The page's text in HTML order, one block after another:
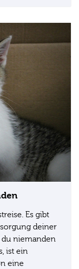
Es gibt
deiner
du niemanden
ist ein
eine